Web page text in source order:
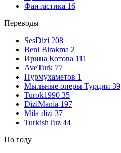
Фантастика 16
Переводы
SesDizi 208
Beni Birakma 2
Ирина Котова 111
AveTurk 77
Нурмухаметов 1
Мыльные оперы Турции 39
Turok1990 35
DiziMania 197
Mila dizi 37
TurkishTuz 44
По году